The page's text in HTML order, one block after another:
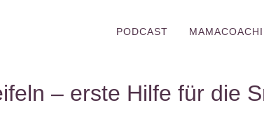
PODCAST
– erste Hilfe für die